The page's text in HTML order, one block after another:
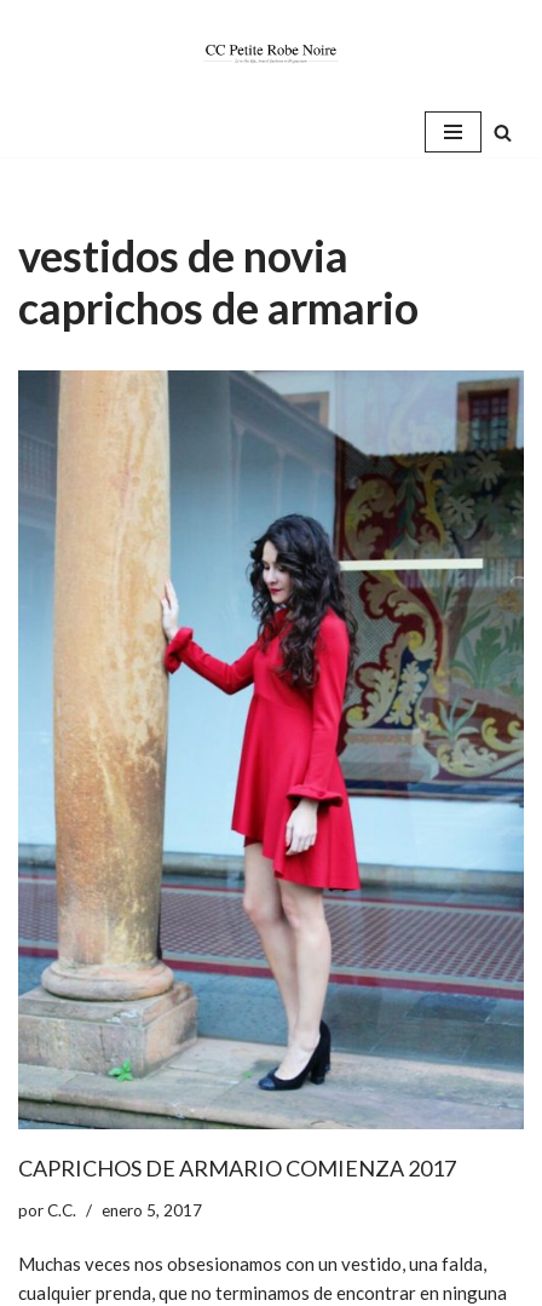
vestidos de novia
caprichos de armario
CAPRICHOS DE ARMARIO COMIENZA 2017
porC.C. enero 5, 2017
Muchas veces nos obsesionamos con un vestido, una falda,
cualquier prenda, que no terminamos de encontrar en ninguna